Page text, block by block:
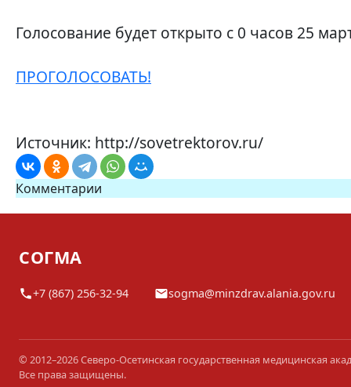
Голосование будет открыто с 0 часов 25
ПРОГОЛОСОВАТЬ!
Источник: http://sovetrektorov.ru/
Комментарии
СОГМА
+7 (867) 256-32-94 sogma@minzdrav.alania.gov.ru
© 2012–2026 Северо-Осетинская государственная медицинская
Все права защищены.